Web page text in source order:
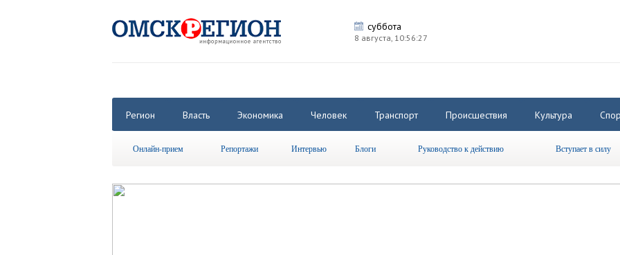
суббота
8 августа, 10:56:27
Регион Власть Экономика Человек Транспорт Происшествия Культура
Онлайн-прием Репортажи Интервью Блоги Руководство к действию Вступает в силу